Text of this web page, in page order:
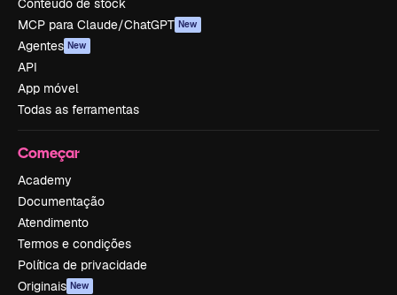
Conteúdo de stock
MCP para Claude/ChatGPT New
Agentes New
API
App móvel
Todas as ferramentas
Começar
Academy
Documentação
Atendimento
Termos e condições
Política de privacidade
Originais New